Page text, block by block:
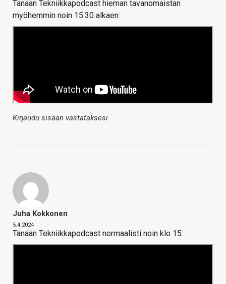
Tänään Tekniikkapodcast hieman tavanomaistan
myöhemmin noin 15:30 alkaen:
Kirjaudu sisään vastataksesi
Juha Kokkonen
5.4.2024
Tänään Tekniikkapodcast normaalisti noin klo 15: